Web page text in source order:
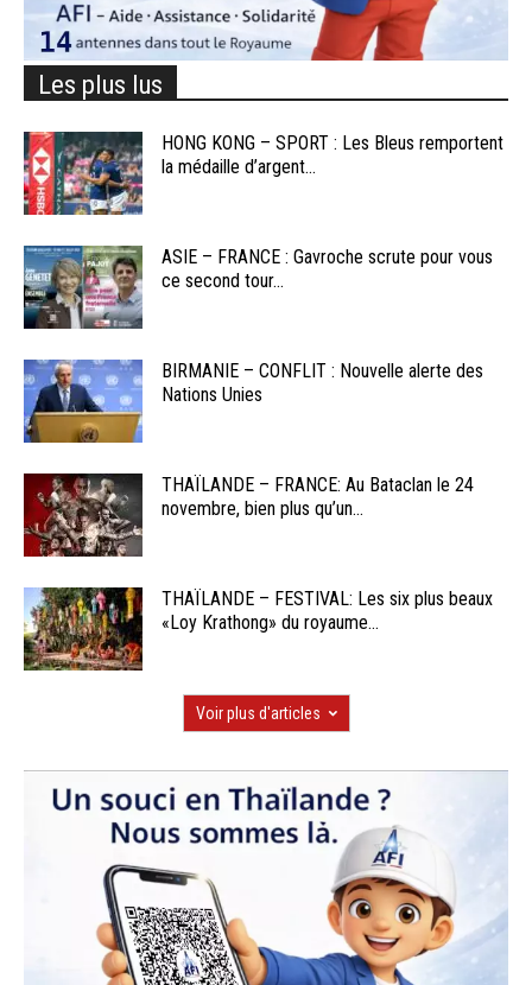
Les plus lus
HONG KONG – SPORT : Les Bleus remportent
la médaille d’argent...
ASIE – FRANCE : Gavroche scrute pour vous
ce second tour...
BIRMANIE – CONFLIT : Nouvelle alerte des
Nations Unies
THAÏLANDE – FRANCE: Au Bataclan le 24
novembre, bien plus qu’un...
THAÏLANDE – FESTIVAL: Les six plus beaux
«Loy Krathong» du royaume...
Voir plus d'articles